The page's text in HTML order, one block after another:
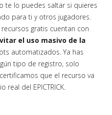
te lo puedes saltar si quieres
para ti y otros jugadores.
gratis cuentan con
el uso masivo de la
automatizados. Ya has
tipo de registro, solo
que el recurso va
del EPICTRICK.